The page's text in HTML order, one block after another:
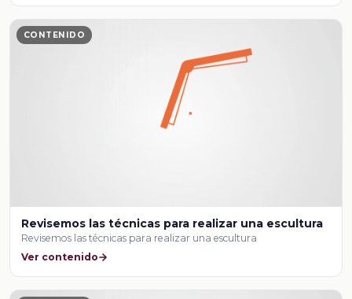
CONTENIDO
Revisemos las técnicas para realizar una escultura
Revisemos las técnicas para realizar una escultura
Ver contenido